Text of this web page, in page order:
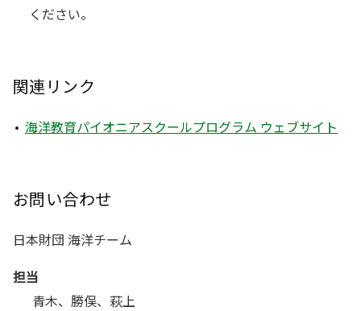
ください。
関連リンク
海洋教育パイオニアスクールプログラム ウェブサイト
お問い合わせ
日本財団 海洋チーム
担当
青木、勝俣、萩上